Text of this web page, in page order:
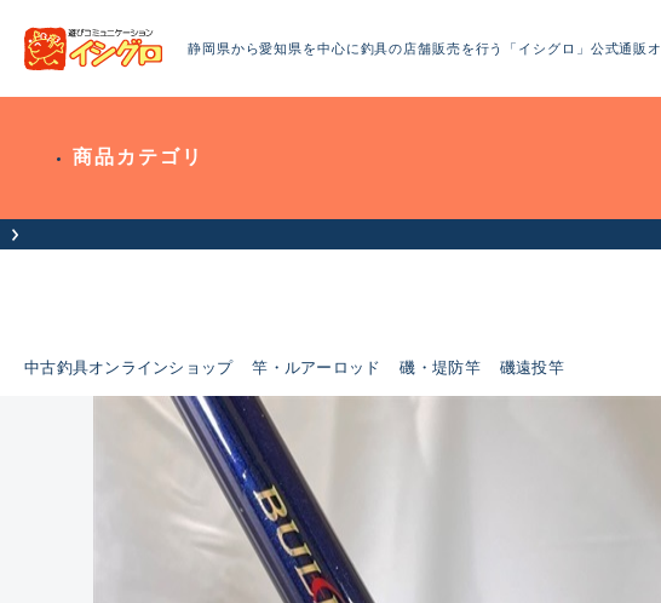
静岡県から愛知県を中心に釣具の店舗販売を行う「イシグロ」公式通販
商品カテゴリ
中古釣具オンラインショップ 竿・ルアーロッド 磯・堤防竿 磯遠投竿